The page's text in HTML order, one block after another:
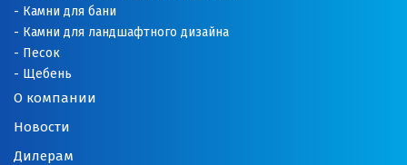
О компании
Новости
Дилерам
Камни для бани
Камни для ландшафтного дизайна
Песок
Щебень